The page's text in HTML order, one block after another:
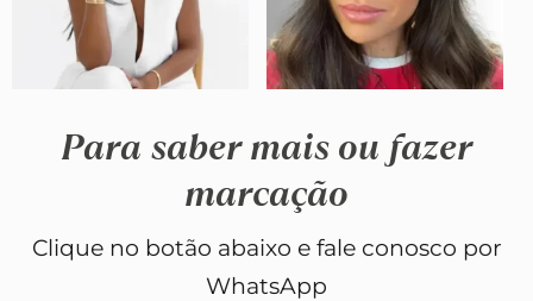
Para saber mais ou fazer
marcação
Clique no botão abaixo e fale conosco por
WhatsApp